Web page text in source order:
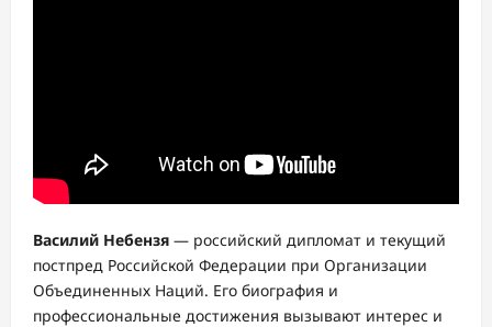
Василий Небензя — российский дипломат и текущий
постпред Российской Федерации при Организации
Объединенных Наций. Его биография и
профессиональные достижения вызывают интерес и